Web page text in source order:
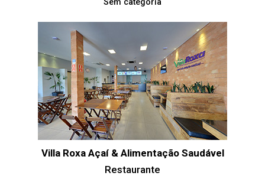
Villa Roxa Açaí & Alimentação Saudável
Restaurante